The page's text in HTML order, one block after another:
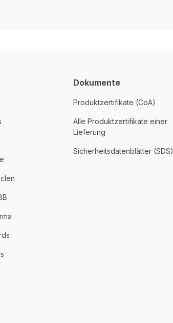
Dokumente
Produktzertifikate (CoA)
Alle Produktzertifikate einer
Lieferung
Sicherheitsdatenblätter (SDS)